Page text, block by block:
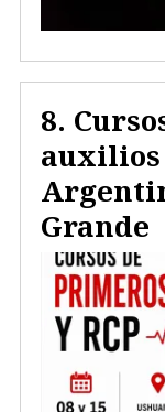
auxilios
Grande